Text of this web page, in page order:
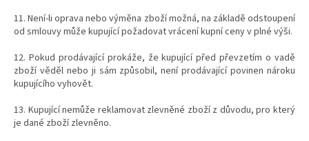
11. Není-li oprava nebo výměna zboží možná, na základě odstoupení
od smlouvy může kupující požadovat vrácení kupní ceny v plné výši.
12. Pokud prodávající prokáže, že kupující před převzetím o vadě
zboží věděl nebo ji sám způsobil, není prodávající povinen nároku
kupujícího vyhovět.
13. Kupující nemůže reklamovat zlevněné zboží z důvodu, pro který
je dané zboží zlevněno.